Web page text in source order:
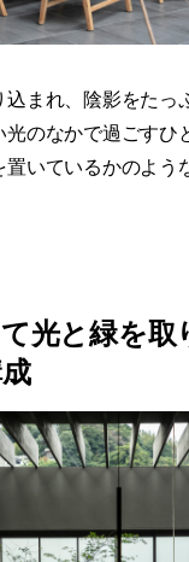
込まれ、陰影をたっ
光のなかで過ごすひ
置いているかのよう
光と緑を取